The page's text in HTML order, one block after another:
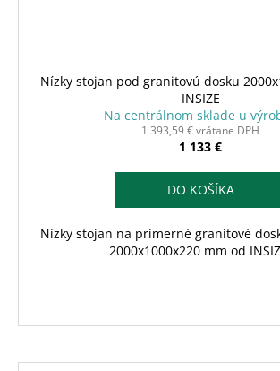
Nízky stojan pod granitovú dosku
INSIZE
Na centrálnom sklade u
1 393,59 € vrátane DPH
1 133 €
DO KOŠÍKA
Nízky stojan na prímerné granitové
2000x1000x220 mm od